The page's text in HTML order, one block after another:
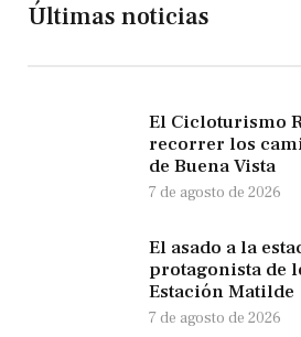
Últimas noticias
El Cicloturismo
recorrer los
de Buena Vista
7 de agosto de 2026
El asado a la
protagonista de
Estación Matilde
7 de agosto de 2026